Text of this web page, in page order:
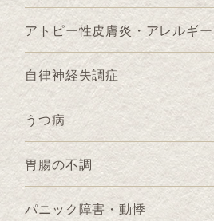
アトピー性皮膚炎・アレルギー
自律神経失調症
うつ病
胃腸の不調
パニック障害・動悸